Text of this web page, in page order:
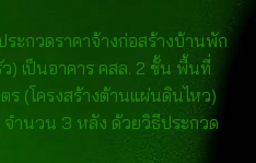
ระกวดราคาจ้างก่อสร้างบ้านพัก
) เป็นอาคาร คสล. 2 ชั้น พื้นที่
ร (โครงสร้างต้านแผ่นดินไหว)
จำนวน 3 หลัง ด้วยวิธีประกวด